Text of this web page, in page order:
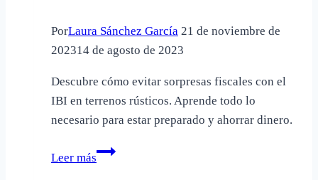
PorLaura Sánchez García 21 de noviembre de
202314 de agosto de 2023
Descubre cómo evitar sorpresas fiscales con el
IBI en terrenos rústicos. Aprende todo lo
necesario para estar preparado y ahorrar dinero.
Leer más
Todo